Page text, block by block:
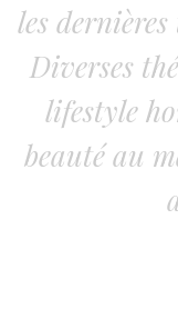
les
Diverses
lifestyle
beauté au